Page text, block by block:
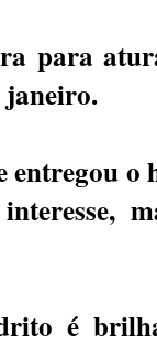
para
janeiro.
o
é